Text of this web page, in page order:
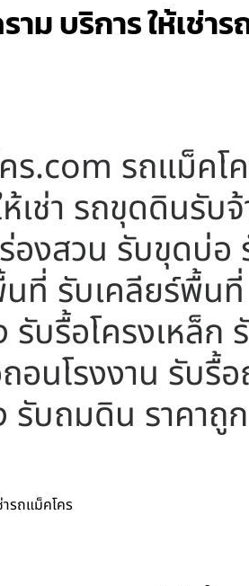
ม บริการ ให้เช่า
ร.com รถแม็คโ
ห้เช่า รถขุดดินรั
องสวน รับขุดบ่
ที่ รับเคลียร์พื้น
รับรื้อโครงเหล็ก
อนโรงงาน รับรื้
บถมดิน ราคาถูก
ารถแม็คโคร